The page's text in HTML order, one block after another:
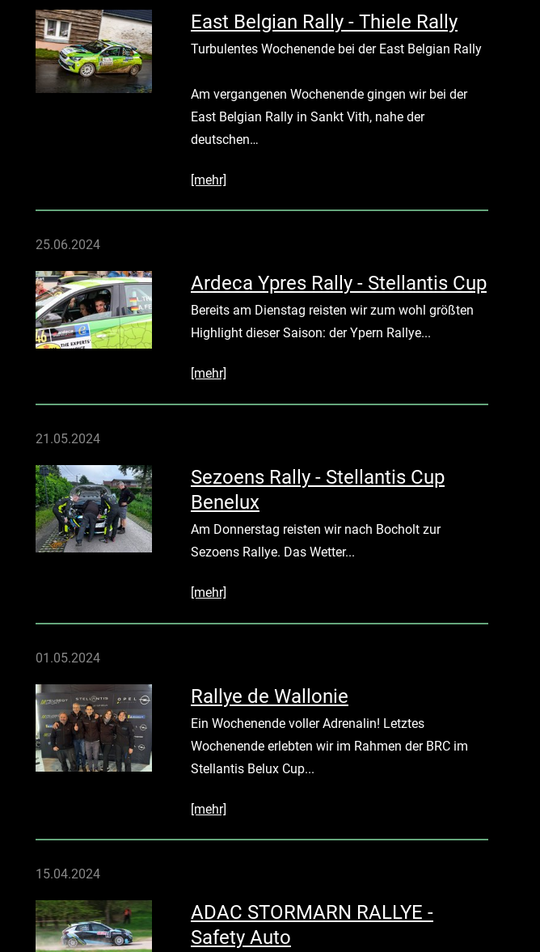
East Belgian Rally - Thiele Rally
Turbulentes Wochenende bei der East Belgian Rally
Am vergangenen Wochenende gingen wir bei der
East Belgian Rally in Sankt Vith, nahe der
deutschen…
[mehr]
25.06.2024
Ardeca Ypres Rally - Stellantis Cup
Bereits am Dienstag reisten wir zum wohl größten
Highlight dieser Saison: der Ypern Rallye...
[mehr]
21.05.2024
Sezoens Rally - Stellantis Cup
Benelux
Am Donnerstag reisten wir nach Bocholt zur
Sezoens Rallye. Das Wetter...
[mehr]
01.05.2024
Rallye de Wallonie
Ein Wochenende voller Adrenalin! Letztes
Wochenende erlebten wir im Rahmen der BRC im
Stellantis Belux Cup...
[mehr]
15.04.2024
ADAC STORMARN RALLYE -
Safety Auto